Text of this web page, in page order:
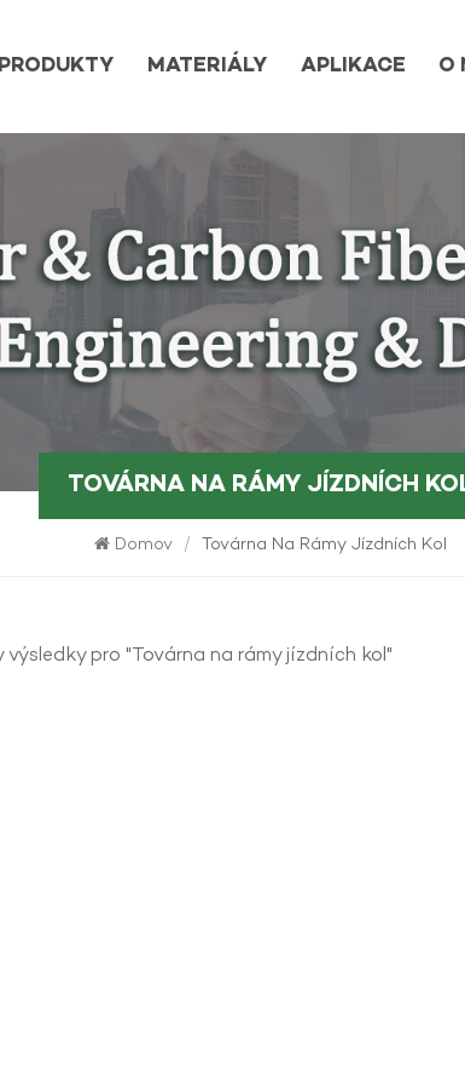
PRODUKTY MATERIÁLY APLIKACE O
TOVÁRNA NA RÁMY JÍZDNÍCH
Domov / Továrna Na Rámy Jízdních Kol
výsledky pro "Továrna na rámy jízdních kol"